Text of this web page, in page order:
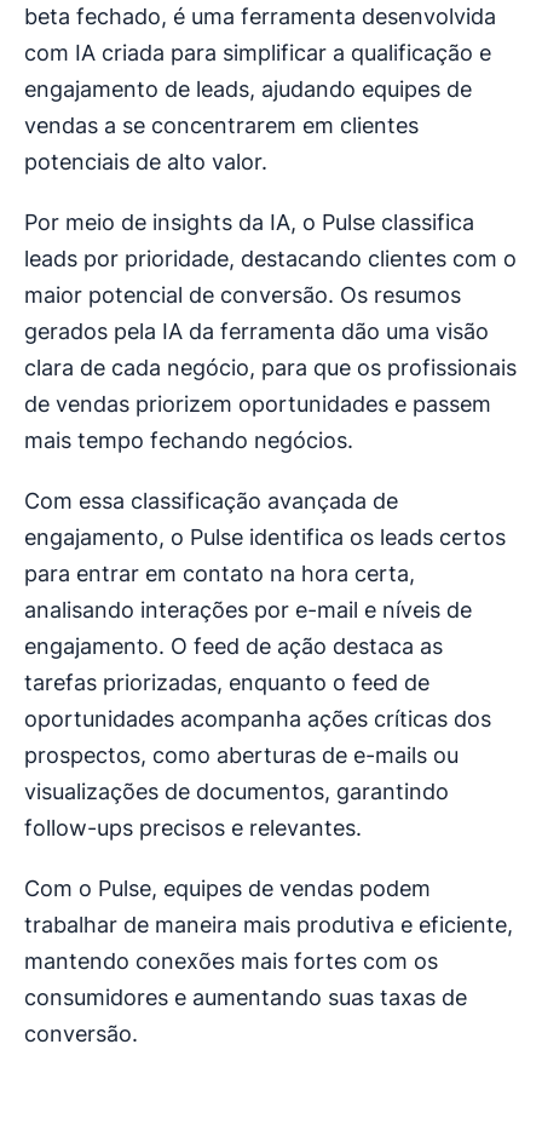
beta fechado, é uma ferramenta desenvolvida
com IA criada para simplificar a qualificação e
engajamento de leads, ajudando equipes de
vendas a se concentrarem em clientes
potenciais de alto valor.
Por meio de insights da IA, o Pulse classifica
leads por prioridade, destacando clientes com o
maior potencial de conversão. Os resumos
gerados pela IA da ferramenta dão uma visão
clara de cada negócio, para que os profissionais
de vendas priorizem oportunidades e passem
mais tempo fechando negócios.
Com essa classificação avançada de
engajamento, o Pulse identifica os leads certos
para entrar em contato na hora certa,
analisando interações por e-mail e níveis de
engajamento. O feed de ação destaca as
tarefas priorizadas, enquanto o feed de
oportunidades acompanha ações críticas dos
prospectos, como aberturas de e-mails ou
visualizações de documentos, garantindo
follow-ups precisos e relevantes.
Com o Pulse, equipes de vendas podem
trabalhar de maneira mais produtiva e eficiente,
mantendo conexões mais fortes com os
consumidores e aumentando suas taxas de
conversão.